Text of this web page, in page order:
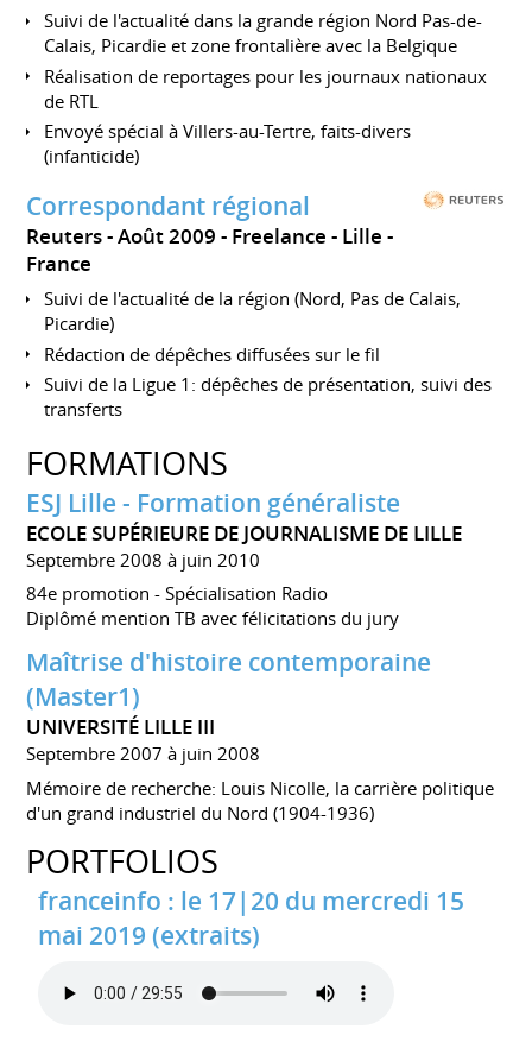
Suivi de l'actualité dans la grande région Nord Pas-de-
Calais, Picardie et zone frontalière avec la Belgique
Réalisation de reportages pour les journaux nationaux
de RTL
Envoyé spécial à Villers-au-Tertre, faits-divers
(infanticide)
Correspondant régional
Reuters Août 2009 Freelance
Lille
France
Suivi de l'actualité de la région (Nord, Pas de Calais,
Picardie)
Rédaction de dépêches diffusées sur le fil
Suivi de la Ligue 1: dépêches de présentation, suivi des
transferts
FORMATIONS
ESJ Lille - Formation généraliste
ECOLE SUPÉRIEURE DE JOURNALISME DE LILLE
Septembre 2008 à juin 2010
84e promotion - Spécialisation Radio
Diplômé mention TB avec félicitations du jury
Maîtrise d'histoire contemporaine
(Master1)
UNIVERSITÉ LILLE III
Septembre 2007 à juin 2008
Mémoire de recherche: Louis Nicolle, la carrière politique
d'un grand industriel du Nord (1904-1936)
PORTFOLIOS
franceinfo : le 17|20 du mercredi 15
mai 2019 (extraits)